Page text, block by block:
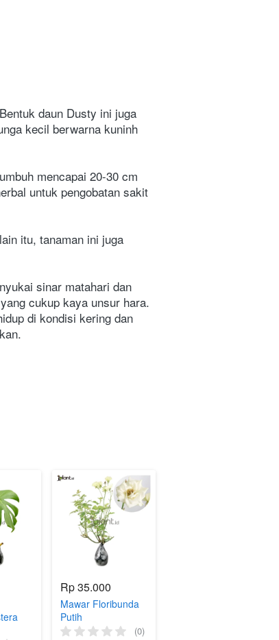
daun Dusty ini juga
kecil berwarna kuninh
mencapai 20-30 cm
untuk pengobatan sakit
itu, tanaman ini juga
sinar matahari dan
cukup kaya unsur hara.
di kondisi kering dan
Rp 35.000
Mawar Floribunda
Putih
(0)